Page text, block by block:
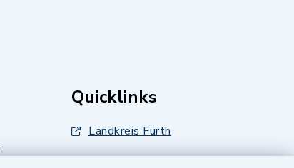
Quicklinks
Landkreis Fürth